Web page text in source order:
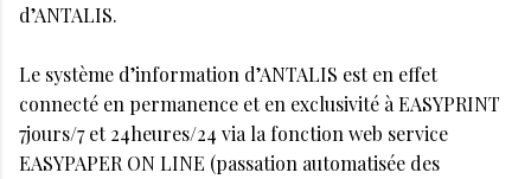
d’ANTALIS.
Le système d’information d’ANTALIS est en effet
connecté en permanence et en exclusivité à EASYPRINT
7jours/7 et 24heures/24 via la fonction web service
EASYPAPER ON LINE (passation automatisée des